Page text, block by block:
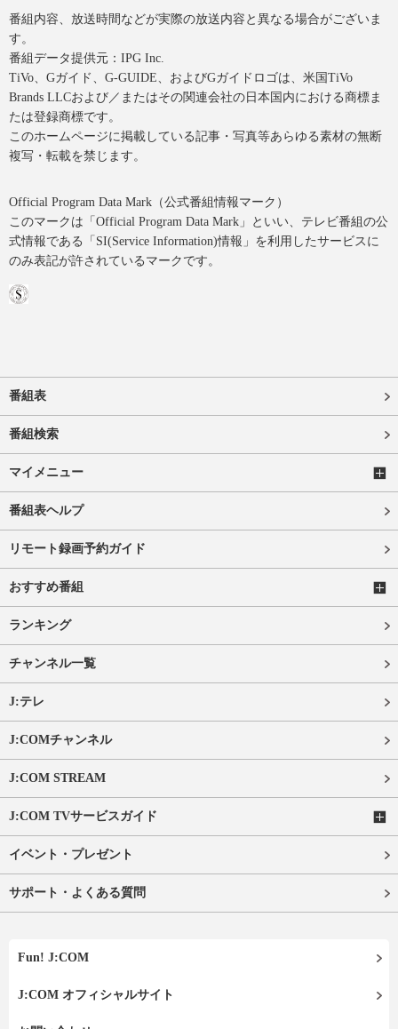
番組内容、放送時間などが実際の放送内容と異なる場合がございま
す。
番組データ提供元：IPG Inc.
TiVo、Gガイド、G-GUIDE、およびGガイドロゴは、米国TiVo
Brands LLCおよび／またはその関連会社の日本国内における商標ま
たは登録商標です。
このホームページに掲載している記事・写真等あらゆる素材の無断
複写・転載を禁じます。
Official Program Data Mark（公式番組情報マーク）
このマークは「Official Program Data Mark」といい、テレビ番組の公
式情報である「SI(Service Information)情報」を利用したサービスに
のみ表記が許されているマークです。
番組表
番組検索
マイメニュー
番組表ヘルプ
リモート録画予約ガイド
おすすめ番組
ランキング
チャンネル一覧
J:テレ
J:COMチャンネル
J:COM STREAM
J:COM TVサービスガイド
イベント・プレゼント
サポート・よくある質問
Fun! J:COM
J:COM オフィシャルサイト